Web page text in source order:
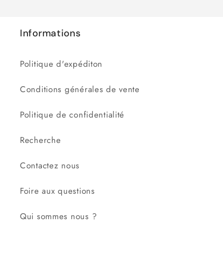
Informations
Politique d'expéditon
Conditions générales de vente
Politique de confidentialité
Recherche
Contactez nous
Foire aux questions
Qui sommes nous ?